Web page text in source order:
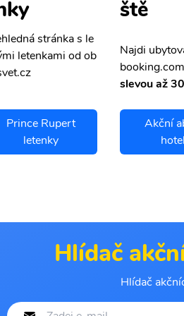
stránka s le
letenkami od ob
Prince Rupert
letenky
ště
Najdi
booking.com
slevou až
Akční
Hlídač
Hlídač